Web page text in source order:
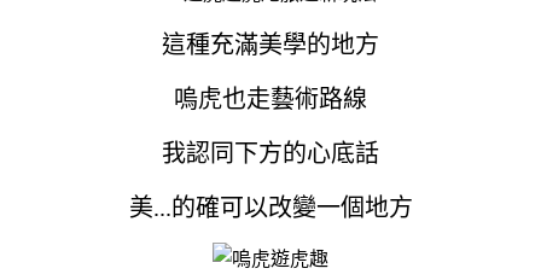
這種充滿美學的地方
嗚虎也走藝術路線
我認同下方的心底話
美...的確可以改變一個地方